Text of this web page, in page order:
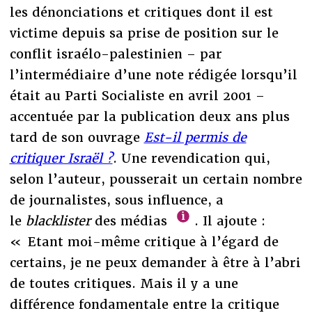
les dénonciations et critiques dont il est
victime depuis sa prise de position sur le
conflit israélo-palestinien – par
l’intermédiaire d’une note rédigée lorsqu’il
était au Parti Socialiste en avril 2001 –
accentuée par la publication deux ans plus
tard de son ouvrage Est-il permis de
critiquer Israël ?. Une revendication qui,
selon l’auteur, pousserait un certain nombre
de journalistes, sous influence, a
le blacklisterdes médias
. Il ajoute :
« Etant moi-même critique à l’égard de
certains, je ne peux demander à être à l’abri
de toutes critiques. Mais il y a une
différence fondamentale entre la critique